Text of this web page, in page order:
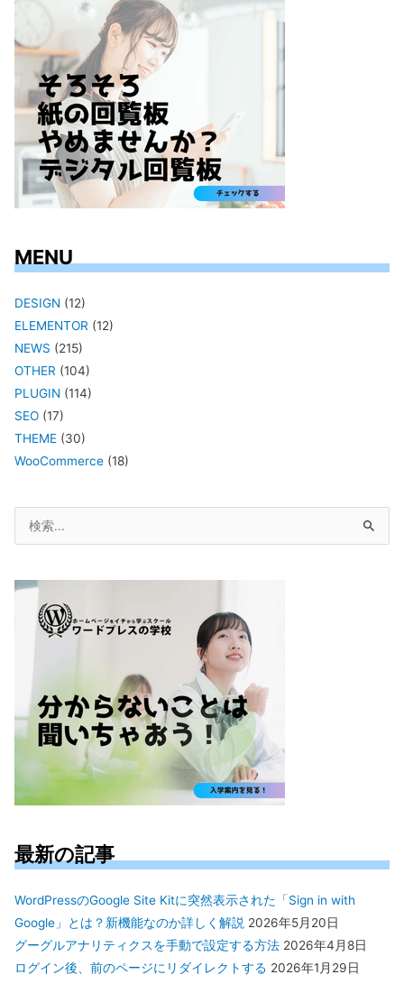
MENU
DESIGN (12)
ELEMENTOR (12)
NEWS (215)
OTHER (104)
PLUGIN (114)
SEO (17)
THEME (30)
WooCommerce (18)
象:
最新の記事
WordPressのGoogle Site Kitに突然表示された「Sign in with
Google」とは？新機能なのか詳しく解説 2026年5月20日
グーグルアナリティクスを手動で設定する方法 2026年4月8日
ログイン後、前のページにリダイレクトする 2026年1月29日